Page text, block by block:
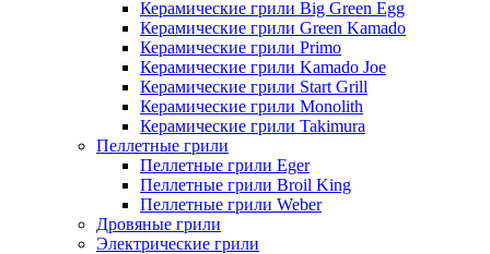
Керамические грили Big Green Egg
Керамические грили Green Kamado
Керамические грили Primo
Керамические грили Kamado Joe
Керамические грили Start Grill
Керамические грили Monolith
Керамические грили Takimura
Пеллетные грили
Пеллетные грили Eger
Пеллетные грили Broil King
Пеллетные грили Weber
Дровяные грили
Электрические грили